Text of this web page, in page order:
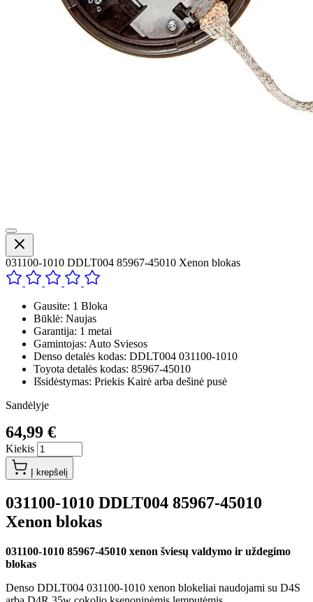
031100-1010 DDLT004 85967-45010 Xenon blokas
Gausite: 1 Bloka
Būklė: Naujas
Garantija: 1 metai
Gamintojas: Auto Sviesos
Denso detalės kodas: DDLT004 031100-1010
Toyota detalės kodas: 85967-45010
Išsidėstymas: Priekis Kairė arba dešinė pusė
Sandėlyje
64,99 €
Kiekis
Į krepšelį
031100-1010 DDLT004 85967-45010
Xenon blokas
031100-1010 85967-45010 xenon šviesų valdymo ir uždegimo
blokas
Denso DDLT004 031100-1010 xenon blokeliai naudojami su D4S